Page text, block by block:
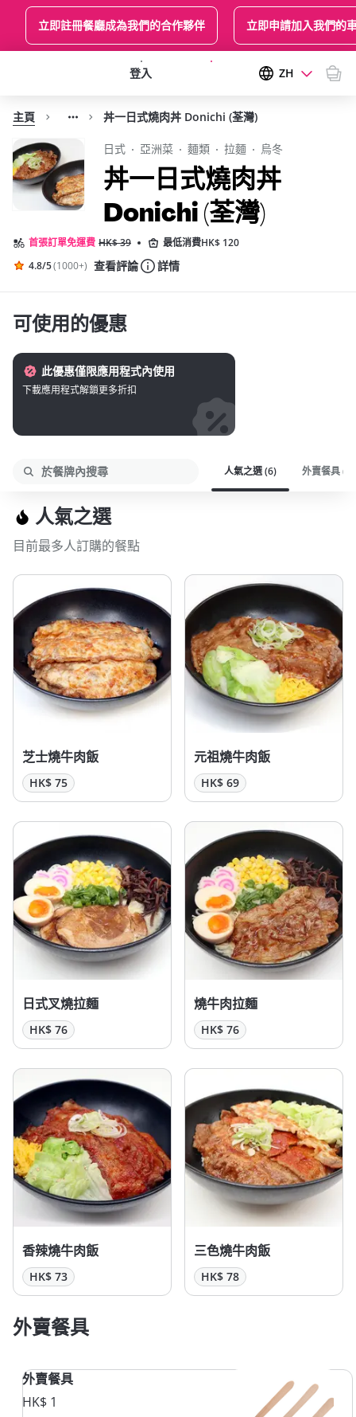
立即註冊餐廳成為我們的合作夥伴 立即申請加入我們的
登入 ZH
主頁 丼一日式燒肉丼 Donichi (荃灣)
日式 亞洲菜 麵類 拉麵 烏冬
丼一日式燒肉丼
Donichi (荃灣)
首張訂單免運費 HK$ 39
最低消費HK$ 120
4.8/5(1000+)
4.8 ／5 星評分，1000+ 評論
查看評論 詳情
可使用的優惠
此優惠僅限應用程式內使用
下載應用程式解鎖更多折扣
搜尋
人氣之選 (6) 外賣餐具 (1)
人氣之選
目前最多人訂購的餐點
芝士燒牛肉飯
HK$ 75
元祖燒牛肉飯
HK$ 69
日式叉燒拉麵
HK$ 76
燒牛肉拉麵
HK$ 76
香辣燒牛肉飯
HK$ 73
三色燒牛肉飯
HK$ 78
外賣餐具
外賣餐具
HK$ 1